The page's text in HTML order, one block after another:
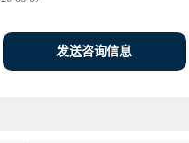
发送咨询信息